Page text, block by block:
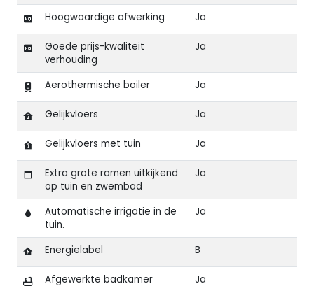
Hoogwaardige afwerking Ja
Goede prijs-kwaliteit
verhouding
Ja
Aerothermische boiler Ja
Gelijkvloers Ja
Gelijkvloers met tuin Ja
Extra grote ramen uitkijkend
op tuin en zwembad
Ja
Automatische irrigatie in de
tuin.
Ja
Energielabel B
Afgewerkte badkamer Ja